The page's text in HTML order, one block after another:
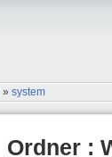
»system
Ordner :